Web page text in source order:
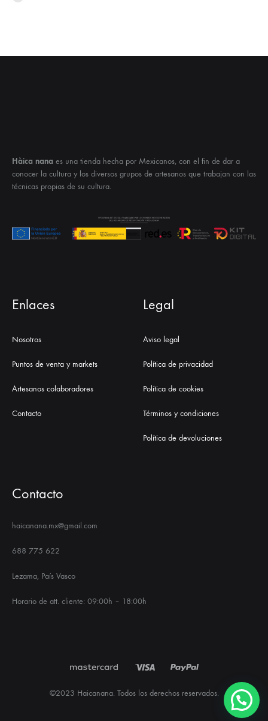
Hàica nana es una tienda hecha por Mexicanos, con el fin de dar a
conocer la cultura y los diversos grupos de artesanos que trabajan con las
técnicas propias de su cultura.
Enlaces
Nosotros
Puntos de venta y markets
Artesanos colaboradores
Contacto
Legal
Aviso legal
Política de privacidad
Política de cookies
Términos y condiciones
Política de devoluciones
Contacto
haicanana.mx@gmail.com
688 775 622
Lezama, País Vasco
Horario de att. cliente: 09:00h – 18:00h
©2023 Haicanana. Todos los derechos reservados.